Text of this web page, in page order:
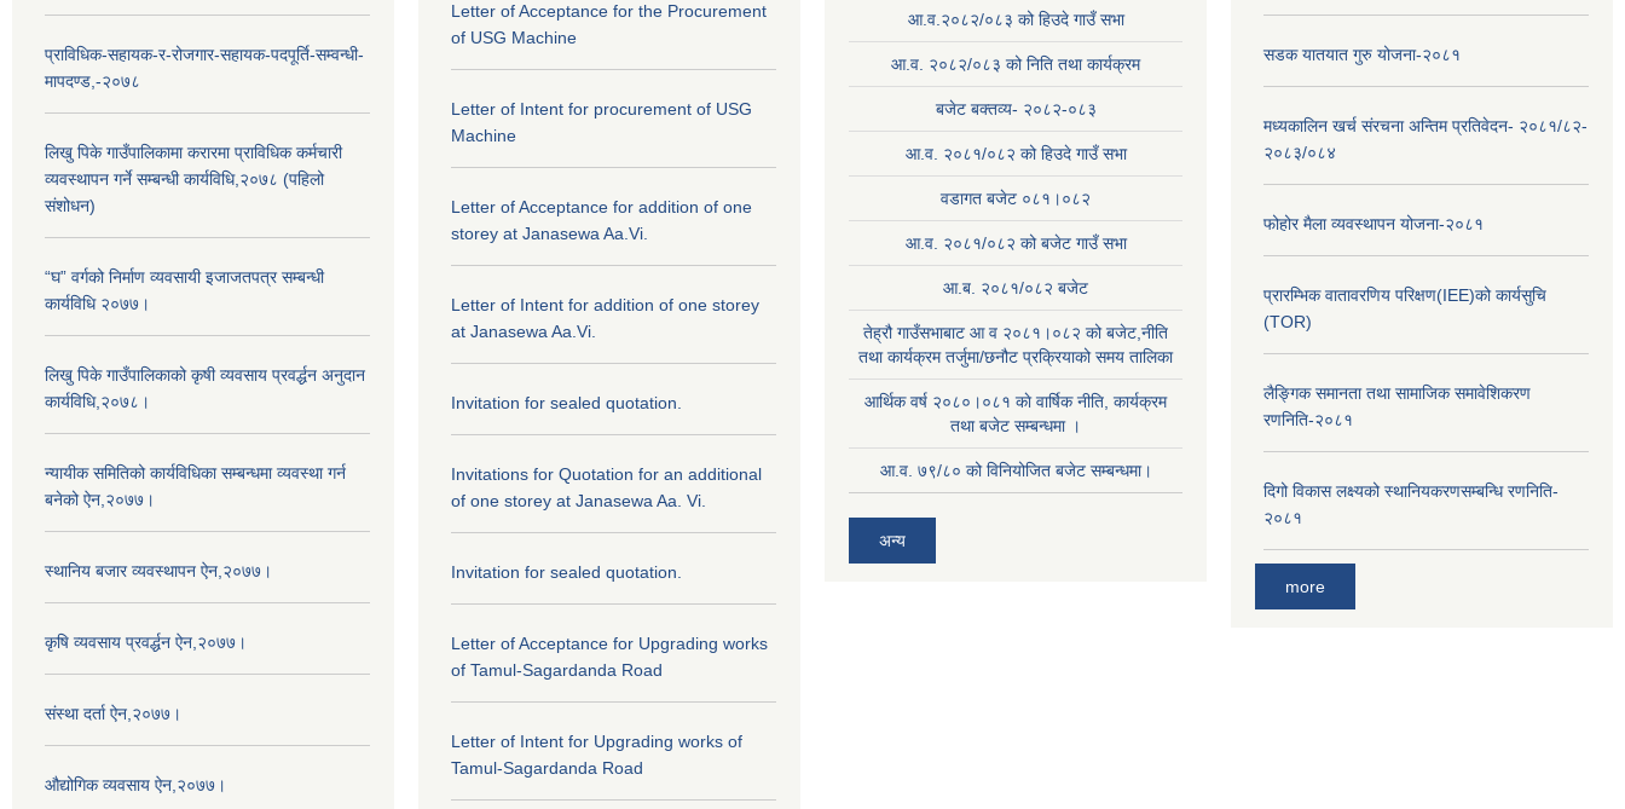
प्राविधिक-सहायक-र-रोजगार-सहायक-पदपूर्ति-सम्वन्धी-
मापदण्ड,-२०७८
लिखु पिके गाउँपालिकामा करारमा प्राविधिक कर्मचारी
व्यवस्थापन गर्ने सम्बन्धी कार्यविधि,२०७८ (पहिलो
संशोधन)
“घ” वर्गको निर्माण व्यवसायी इजाजतपत्र सम्बन्धी
कार्यविधि २०७७।
लिखु पिके गाउँपालिकाको कृषी व्यवसाय प्रवर्द्धन अनुदान
कार्यविधि,२०७८।
न्यायीक समितिको कार्यविधिका सम्बन्धमा व्यवस्था गर्न
बनेको ऐन,२०७७।
स्थानिय बजार व्यवस्थापन ऐन,२०७७।
कृषि व्यवसाय प्रवर्द्धन ऐन,२०७७।
संस्था दर्ता ऐन,२०७७।
औद्योगिक व्यवसाय ऐन,२०७७।
Letter of Acceptance for the Procurement
of USG Machine
Letter of Intent for procurement of USG
Machine
Letter of Acceptance for addition of one
storey at Janasewa Aa.Vi.
Letter of Intent for addition of one storey
at Janasewa Aa.Vi.
Invitation for sealed quotation.
Invitations for Quotation for an additional
of one storey at Janasewa Aa. Vi.
Invitation for sealed quotation.
Letter of Acceptance for Upgrading works
of Tamul-Sagardanda Road
Letter of Intent for Upgrading works of
Tamul-Sagardanda Road
आ.व.२०८२/०८३ को हिउदे गाउँ सभा
आ.व. २०८२/०८३ को निति तथा कार्यक्रम
बजेट बक्तव्य- २०८२-०८३
आ.व. २०८१/०८२ को हिउदे गाउँ सभा
वडागत बजेट ०८१।०८२
आ.व. २०८१/०८२ को बजेट गाउँ सभा
आ.ब. २०८१/०८२ बजेट
तेह्रौ गाउँसभाबाट आ व २०८१।०८२ को बजेट,नीति
तथा कार्यक्रम तर्जुमा/छनौट प्रक्रियाको समय तालिका
आर्थिक वर्ष २०८०।०८१ काे वार्षिक नीति, कार्यक्रम
तथा बजेट सम्बन्धमा ।
आ.व. ७९/८० को विनियोजित बजेट सम्बन्धमा।
अन्य
सडक यातयात गुरु योजना-२०८१
मध्यकालिन खर्च संरचना अन्तिम प्रतिवेदन- २०८१/८२-
२०८३/०८४
फोहोर मैला व्यवस्थापन योजना-२०८१
प्रारम्भिक वातावरणिय परिक्षण(IEE)को कार्यसुचि
(TOR)
लैङ्‍गिक समानता तथा सामाजिक समावेशिकरण
रणनिति-२०८१
दिगो विकास लक्ष्यको स्थानियकरणसम्बन्धि रणनिति-
२०८१
more